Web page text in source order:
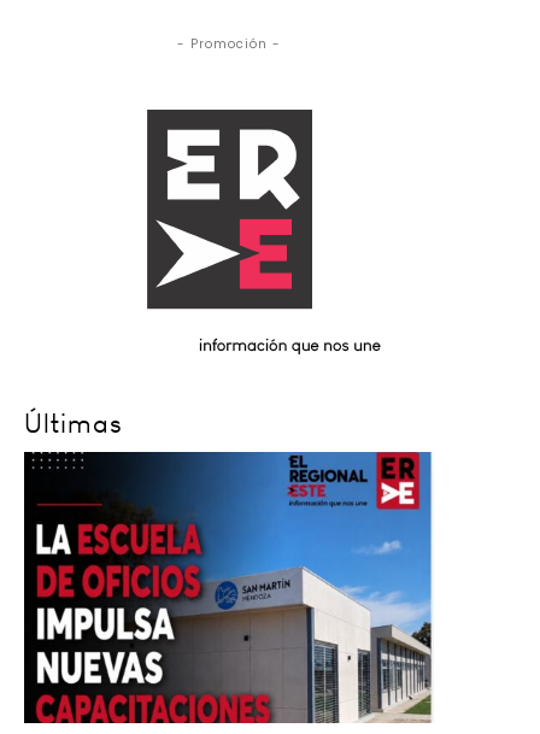
- Promoción -
Últimas